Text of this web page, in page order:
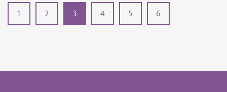
1 2 3 4 5 6